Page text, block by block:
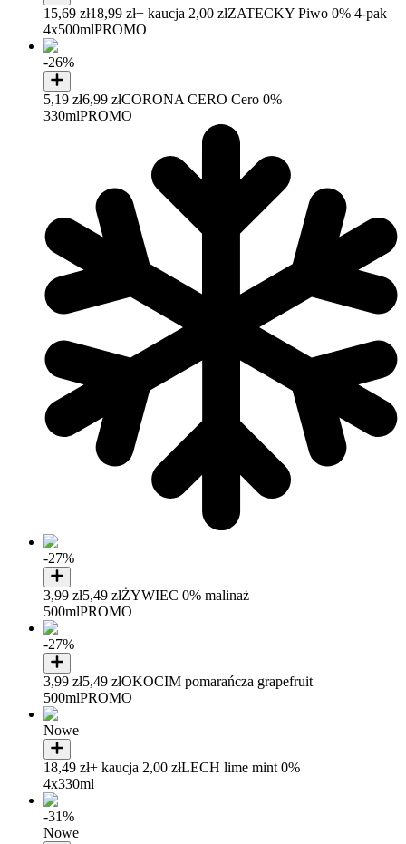
15,69 zł18,99 zł+ kaucja 2,00 złZATECKY Piwo 0% 4-pak
4x500mlPROMO
-26%
5,19 zł6,99 złCORONA CERO Cero 0%
330mlPROMO
-27%
3,99 zł5,49 złŻYWIEC 0% malinaż
500mlPROMO
-27%
3,99 zł5,49 złOKOCIM pomarańcza grapefruit
500mlPROMO
Nowe
18,49 zł+ kaucja 2,00 złLECH lime mint 0%
4x330ml
-31%
Nowe